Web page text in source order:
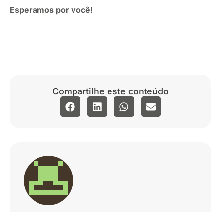
Esperamos por você!
Compartilhe este conteúdo